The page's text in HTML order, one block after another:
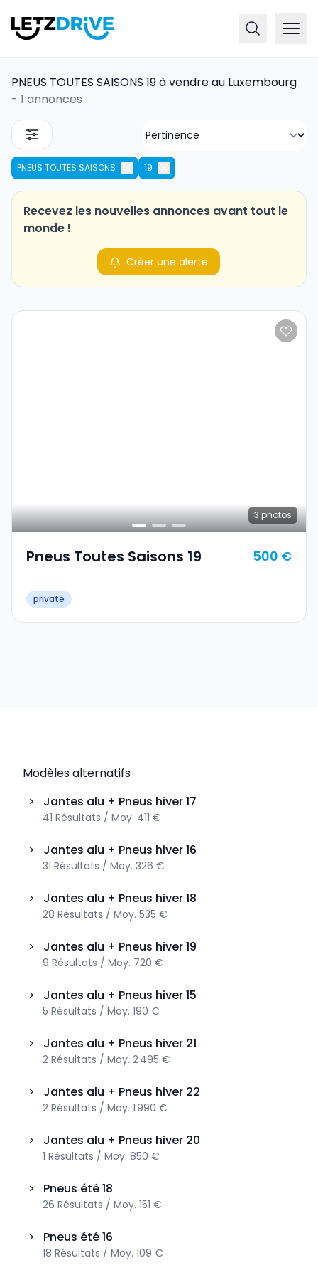
PNEUS TOUTES SAISONS 19 à vendre au Luxembourg
- 1 annonces
PNEUS TOUTES SAISONS 19
Recevez les nouvelles annonces avant tout le
monde !
Créer une alerte
3 photos
Pneus Toutes Saisons 19 500 €
private
Modèles alternatifs
>
Jantes alu + Pneus hiver17
41 Résultats / Moy. 411 €
> Jantes alu + Pneus hiver16
31 Résultats / Moy. 326 €
> Jantes alu + Pneus hiver18
28 Résultats / Moy. 535 €
> Jantes alu + Pneus hiver19
9 Résultats / Moy. 720 €
> Jantes alu + Pneus hiver15
5 Résultats / Moy. 190 €
> Jantes alu + Pneus hiver 21
2 Résultats / Moy. 2 495 €
> Jantes alu + Pneus hiver 22
2 Résultats / Moy. 1 990 €
> Jantes alu + Pneus hiver 20
1 Résultats / Moy. 850 €
> Pneus été18
26 Résultats / Moy. 151 €
> Pneus été16
18 Résultats / Moy. 109 €